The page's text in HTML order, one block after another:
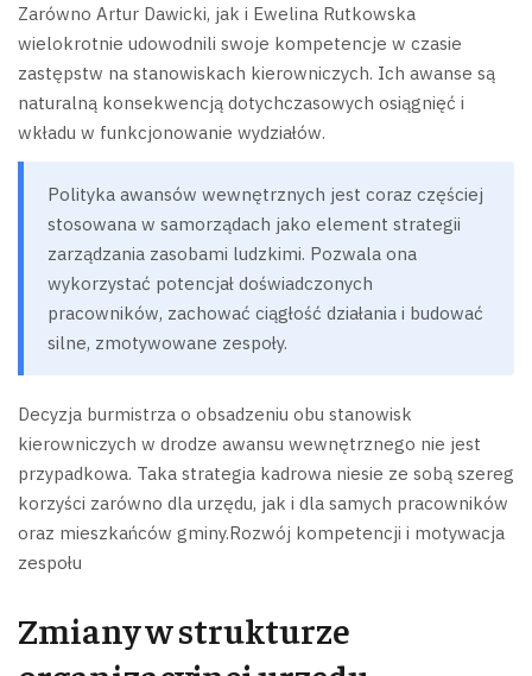
Zarówno Artur Dawicki, jak i Ewelina Rutkowska
wielokrotnie udowodnili swoje kompetencje w czasie
zastępstw na stanowiskach kierowniczych. Ich awanse są
naturalną konsekwencją dotychczasowych osiągnięć i
wkładu w funkcjonowanie wydziałów.
Polityka awansów wewnętrznych jest coraz częściej
stosowana w samorządach jako element strategii
zarządzania zasobami ludzkimi. Pozwala ona
wykorzystać potencjał doświadczonych
pracowników, zachować ciągłość działania i budować
silne, zmotywowane zespoły.
Decyzja burmistrza o obsadzeniu obu stanowisk
kierowniczych w drodze awansu wewnętrznego nie jest
przypadkowa. Taka strategia kadrowa niesie ze sobą szereg
korzyści zarówno dla urzędu, jak i dla samych pracowników
oraz mieszkańców gminy.Rozwój kompetencji i motywacja
zespołu
Zmiany w strukturze